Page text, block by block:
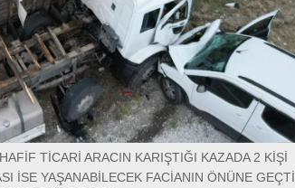
TİCARİ ARACIN KARIŞTIĞI KAZADA 2 KİŞİ
İSE YAŞANABİLECEK FACİANIN ÖNÜNE GEÇTİ.